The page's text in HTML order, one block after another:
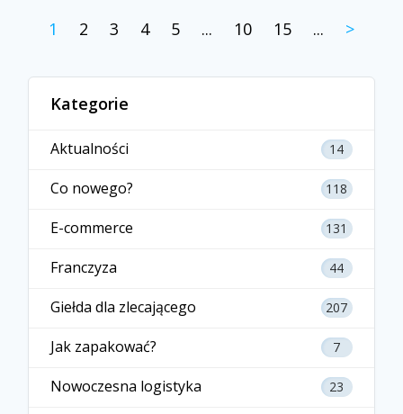
1 2 3 4 5 ... 10 15 ... >
Kategorie
Aktualności 14
Co nowego? 118
E-commerce 131
Franczyza 44
Giełda dla zlecającego 207
Jak zapakować? 7
Nowoczesna logistyka 23